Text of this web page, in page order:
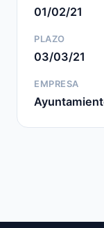
01/02/21
PLAZO
03/03/21
EMPRESA